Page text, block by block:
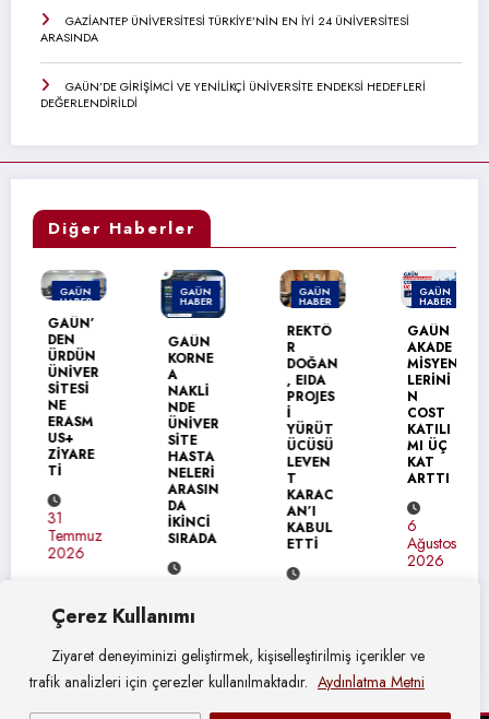
Çerez Kullanımı
Ziyaret deneyiminizi geliştirmek, kişiselleştirilmiş içerikler ve
trafik analizleri için çerezler kullanılmaktadır. Aydınlatma Metni
GAZİANTEP ÜNİVERSİTESİ TÜRKİYE’NİN EN İYİ 24 ÜNİVERSİTESİ
ARASINDA
GAÜN’DE GİRİŞİMCİ VE YENİLİKÇİ ÜNİVERSİTE ENDEKSİ HEDEFLERİ
DEĞERLENDİRİLDİ
Diğer Haberler
GAÜN
HABER
GAÜN’
DEN
ÜRDÜN
ÜNİVER
SİTESİ
NE
ERASM
US+
ZİYARE
Tİ
31
Temmuz
2026
GAÜN
HABER
GAÜN
KORNE
NAKLİ
NDE
ÜNİVER
SİTE
HASTA
NELERİ
ARASIN
DA
İKİNCİ
SIRADA
2026
GAÜN
HABER
REKTÖ
DOĞAN
, EIDA
PROJES
YÜRÜT
ÜCÜSÜ
LEVEN
KARAC
AN’I
KABUL
ETTİ
GAÜN
HABER
MANŞET
GAÜN
AKADE
MİSYEN
LERİNİ
COST
KATILI
MI ÜÇ
KAT
ARTTI
Ağustos
2026